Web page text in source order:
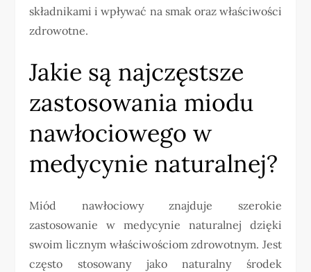
składnikami i wpływać na smak oraz właściwości
zdrowotne.
Jakie są najczęstsze
zastosowania miodu
nawłociowego w
medycynie naturalnej?
Miód nawłociowy znajduje szerokie
zastosowanie w medycynie naturalnej dzięki
swoim licznym właściwościom zdrowotnym. Jest
często stosowany jako naturalny środek